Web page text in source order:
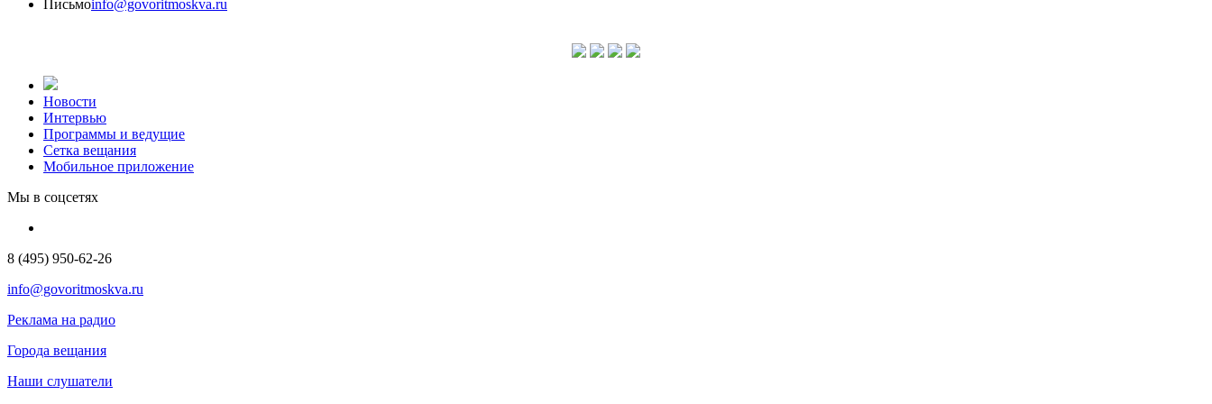
Письмоinfo@govoritmoskva.ru
Новости
Интервью
Программы и ведущие
Сетка вещания
Мобильное приложение
Мы в соцсетях
8 (495) 950-62-26
info@govoritmoskva.ru
Реклама на радио
Города вещания
Наши слушатели